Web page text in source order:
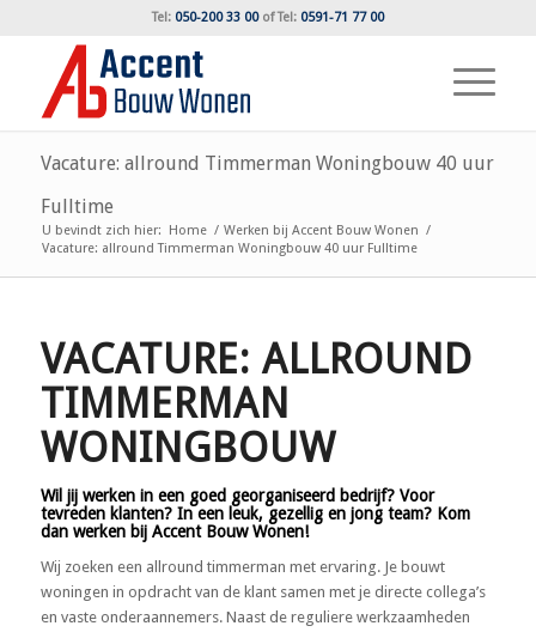
Tel: 050-200 33 00ofTel: 0591-71 77 00
Vacature: allround Timmerman Woningbouw 40 uur
Fulltime
U bevindt zich hier: Home / Werken bij Accent Bouw Wonen /
Vacature: allround Timmerman Woningbouw 40 uur Fulltime
VACATURE: ALLROUND
TIMMERMAN
WONINGBOUW
Wil jij werken in een goed georganiseerd bedrijf? Voor
tevreden klanten? In een leuk, gezellig en jong team? Kom
dan werken bij Accent Bouw Wonen!
Wij zoeken een allround timmerman met ervaring. Je bouwt
woningen in opdracht van de klant samen met je directe collega’s
en vaste onderaannemers. Naast de reguliere werkzaamheden